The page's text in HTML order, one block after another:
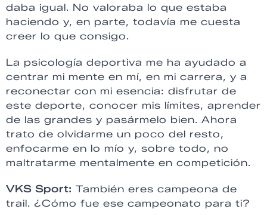
daba igual. No valoraba lo que estaba
haciendo y, en parte, todavía me cuesta
creer lo que consigo.
La psicología deportiva me ha ayudado a
centrar mi mente en mí, en mi carrera, y a
reconectar con mi esencia: disfrutar de
este deporte, conocer mis límites, aprender
de las grandes y pasármelo bien. Ahora
trato de olvidarme un poco del resto,
enfocarme en lo mío y, sobre todo, no
maltratarme mentalmente en competición.
VKS Sport: También eres campeona de
trail. ¿Cómo fue ese campeonato para ti?